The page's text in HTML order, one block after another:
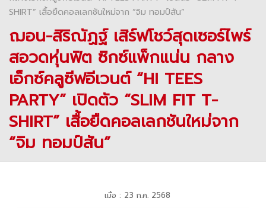
SHIRT” เสื้อยืดคอลเลกชันใหม่จาก “จิม ทอมป์สัน”
ฌอน-สิริณัฏฐ์ เสิร์ฟโชว์สุดเซอร์ไพร์
สอวดหุ่นฟิต ซิกซ์แพ็กแน่น กลาง
เอ็กซ์คลูซีฟอีเวนต์ “HI TEES
PARTY” เปิดตัว “SLIM FIT T-
SHIRT” เสื้อยืดคอลเลกชันใหม่จาก
“จิม ทอมป์สัน”
เมื่อ : 23 ก.ค. 2568